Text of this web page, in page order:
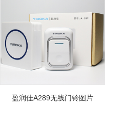
盈润佳A289无线门铃图片